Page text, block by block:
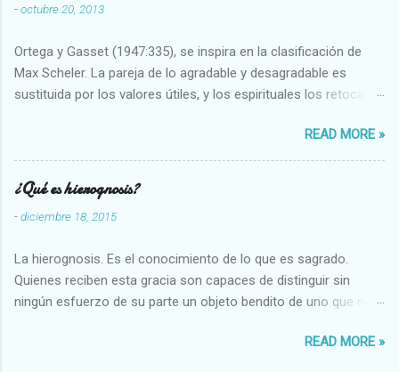
-octubre 20, 2013
Ortega y Gasset (1947:335), se inspira en la clasificación de
Max Scheler. La pareja de lo agradable y desagradable es
sustituida por los valores útiles, y los espirituales los retoca.
Abundante-Escaso,etc 2 VITALES Sano-Enfermo Selecto-
Vulgar Enérgico-Inerte Fuerte-Débil,etc. 3 ESPIRITUALES a)
Intelectuales Conocimiento-Error Exacto-Aproximado
Evidente-Probable,etc b) Morales Bueno-malo Bondadoso-
malvado Justo-Injusto Escrupuloso-Relajado Leal-Desleal,etc.
Armonioso-Inarmonioso 4 RELIGIOSOS Santo-Pr...
READ MORE »
¿Qué es hierognosis?
-diciembre 18, 2015
La hierognosis. Es el conocimiento de lo que es sagrado.
Quienes reciben esta gracia son capaces de distinguir sin
ningún esfuerzo de su parte un objeto bendito de uno que no
READ MORE »